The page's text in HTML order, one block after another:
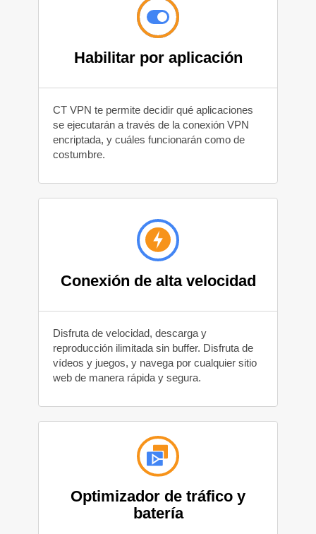
Habilitar por aplicación
CT VPN te permite decidir qué aplicaciones
se ejecutarán a través de la conexión VPN
encriptada, y cuáles funcionarán como de
costumbre.
Conexión de alta velocidad
Disfruta de velocidad, descarga y
reproducción ilimitada sin buffer. Disfruta de
vídeos y juegos, y navega por cualquier sitio
web de manera rápida y segura.
Optimizador de tráfico y
batería